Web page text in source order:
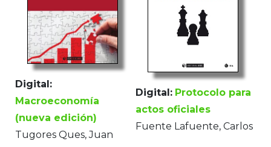
Digital:
Macroeconomía
(nueva edición)
Tugores Ques, Juan
Digital: Protocolo para
actos oficiales
Fuente Lafuente, Carlos